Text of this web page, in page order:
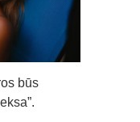
būs